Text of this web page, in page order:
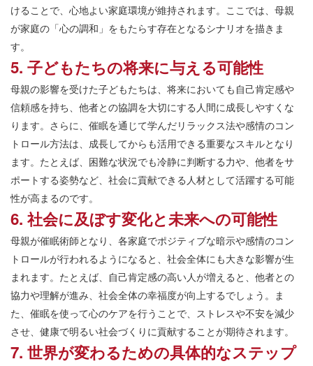
けることで、心地よい家庭環境が維持されます。ここでは、母親
が家庭の「心の調和」をもたらす存在となるシナリオを描きま
す。
5. 子どもたちの将来に与える可能性
母親の影響を受けた子どもたちは、将来においても自己肯定感や
信頼感を持ち、他者との協調を大切にする人間に成長しやすくな
ります。さらに、催眠を通じて学んだリラックス法や感情のコン
トロール方法は、成長してからも活用できる重要なスキルとなり
ます。たとえば、困難な状況でも冷静に判断する力や、他者をサ
ポートする姿勢など、社会に貢献できる人材として活躍する可能
性が高まるのです。
6. 社会に及ぼす変化と未来への可能性
母親が催眠術師となり、各家庭でポジティブな暗示や感情のコン
トロールが行われるようになると、社会全体にも大きな影響が生
まれます。たとえば、自己肯定感の高い人が増えると、他者との
協力や理解が進み、社会全体の幸福度が向上するでしょう。ま
た、催眠を使って心のケアを行うことで、ストレスや不安を減少
させ、健康で明るい社会づくりに貢献することが期待されます。
7. 世界が変わるための具体的なステップ